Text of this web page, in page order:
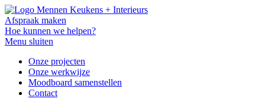
Afspraak maken
Hoe kunnen we helpen?
Menu sluiten
Onze projecten
Onze werkwijze
Moodboard samenstellen
Contact